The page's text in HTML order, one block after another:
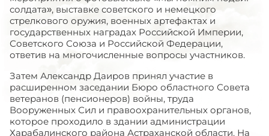
солдата», выставке советского и немецкого
стрелкового оружия, военных артефактах и
государственных наградах Российской Империи,
Советского Союза и Российской Федерации,
ответив на многочисленные вопросы участников.
Затем Александр Даиров принял участие в
расширенном заседании Бюро областного Совета
ветеранов (пенсионеров) войны, труда
Вооруженных Сил и правоохранительных органов,
которое проходило в здании администрации
Харабалинского района Астраханской области. На